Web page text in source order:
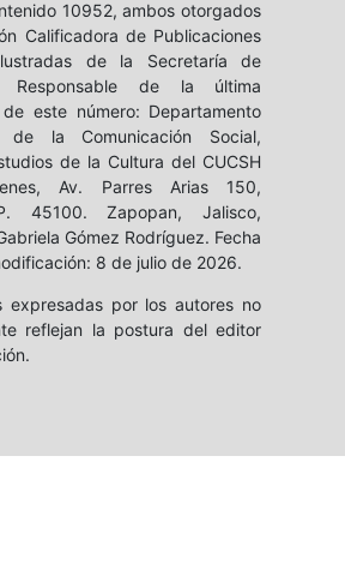
10952, ambos otorgados
Calificadora de Publicaciones
de la Secretaría de
Responsable de la última
este número: Departamento
de la Comunicación Social,
de la Cultura del CUCSH
Av. Parres Arias 150,
45100. Zapopan, Jalisco,
Gómez Rodríguez. Fecha
8 de julio de 2026.
expresadas por los autores no
reflejan la postura del editor